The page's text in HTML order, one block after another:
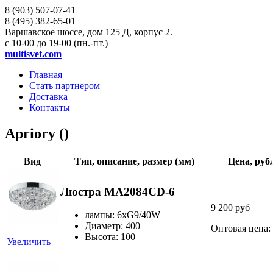
8 (903) 507-07-41
8 (495) 382-65-01
Варшавское шоссе, дом 125 Д, корпус 2.
с 10-00 до 19-00 (пн.-пт.)
multisvet.com
Главная
Стать партнером
Доставка
Контакты
Apriory ()
Вид Тип, описание, размер (мм) Цена,
Увеличить
Люстра MA2084CD-6
лампы: 6хG9/40W
Диаметр: 400
Высота: 100
9 200 руб
Оптовая цена: